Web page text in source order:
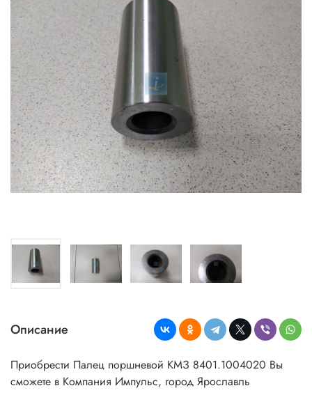
Описание
Приобрести Палец поршневой КМЗ 8401.1004020 Вы
сможете в Компания Импульс, город Ярославль